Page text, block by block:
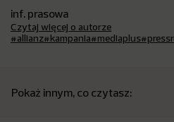
inf. prasowa
Czytaj więcej o autorze
#allianz#kampania#mediaplus
Pokaż innym, co czytasz: